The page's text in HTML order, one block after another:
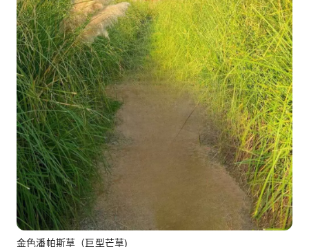
金色潘帕斯草（巨型芒草)